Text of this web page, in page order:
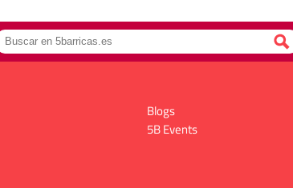
Blogs
5B Events